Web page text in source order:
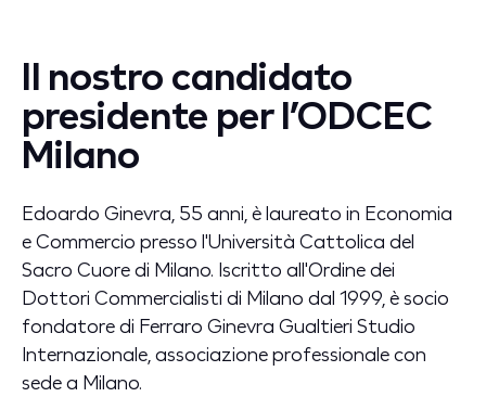
Il nostro candidato
presidente per l’ODCEC
Milano
Edoardo Ginevra, 55 anni, è laureato in Economia
e Commercio presso l'Università Cattolica del
Sacro Cuore di Milano. Iscritto all'Ordine dei
Dottori Commercialisti di Milano dal 1999, è socio
fondatore di Ferraro Ginevra Gualtieri Studio
Internazionale, associazione professionale con
sede a Milano.